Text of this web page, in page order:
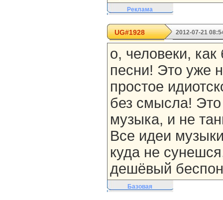
Реклама
UG#1928 2012-07-21
о, человеки,
песни! Это уже
простое
без смысла!
музыка, и не
Все идеи
куда не
дешёвый
Базовая